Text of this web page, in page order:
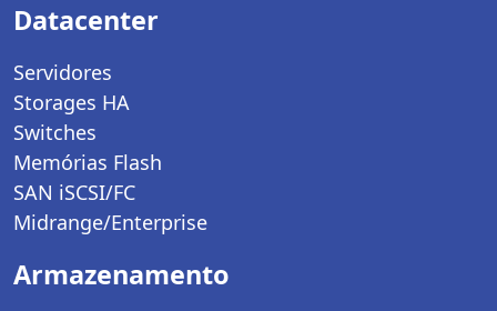
Datacenter
Servidores
Storages HA
Switches
Memórias Flash
SAN iSCSI/FC
Midrange/Enterprise
Armazenamento